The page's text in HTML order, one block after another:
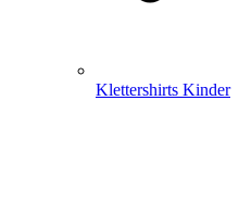
Klettershirts Kinder